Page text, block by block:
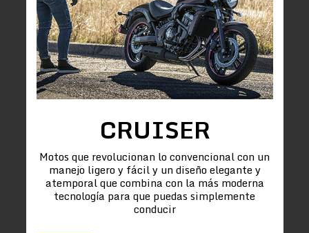
CRUISER
Motos que revolucionan lo convencional con un
manejo ligero y fácil y un diseño elegante y
atemporal que combina con la más moderna
tecnología para que puedas simplemente
conducir